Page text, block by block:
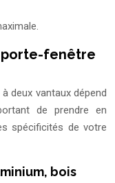
porte-fenêtre
deux vantaux dépend
de prendre en
spécificités de votre
bois